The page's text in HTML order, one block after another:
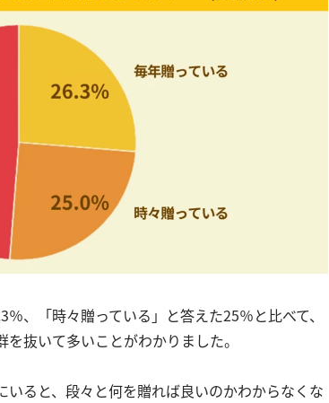
、「時々贈っている」と答えた25％と比べて、
抜いて多いことがわかりました。
ると、段々と何を贈れば良いのかわからなくな